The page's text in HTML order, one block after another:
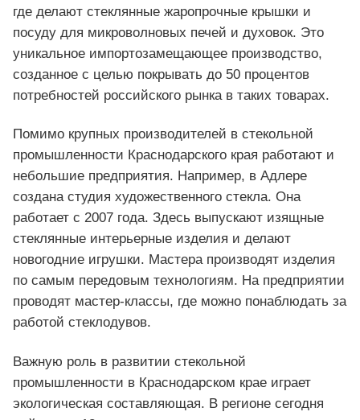
где делают стеклянные жаропрочные крышки и
посуду для микроволновых печей и духовок. Это
уникальное импортозамещающее производство,
созданное с целью покрывать до 50 процентов
потребностей российского рынка в таких товарах.
Помимо крупных производителей в стекольной
промышленности Краснодарского края работают и
небольшие предприятия. Например, в Адлере
создана студия художественного стекла. Она
работает с 2007 года. Здесь выпускают изящные
стеклянные интерьерные изделия и делают
новогодние игрушки. Мастера производят изделия
по самым передовым технологиям. На предприятии
проводят мастер-классы, где можно понаблюдать за
работой стеклодувов.
Важную роль в развитии стекольной
промышленности в Краснодарском крае играет
экологическая составляющая. В регионе сегодня